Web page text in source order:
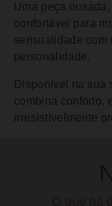
Uma peça
confortável para
sensualidade com
personalidade.
Disponível na sua
combina conforto,
irresistivelmente